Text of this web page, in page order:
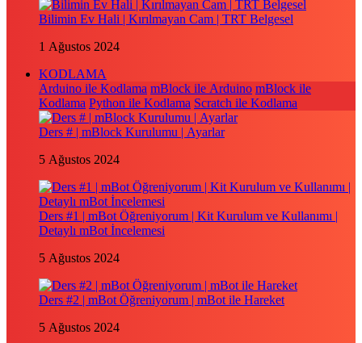
Bilimin Ev Hali | Kırılmayan Cam | TRT Belgesel
1 Ağustos 2024
KODLAMA
Arduino ile Kodlama mBlock ile Arduino mBlock ile
Kodlama Python ile Kodlama Scratch ile Kodlama
Ders # | mBlock Kurulumu | Ayarlar
5 Ağustos 2024
Ders #1 | mBot Öğreniyorum | Kit Kurulum ve Kullanımı |
Detaylı mBot İncelemesi
5 Ağustos 2024
Ders #2 | mBot Öğreniyorum | mBot ile Hareket
5 Ağustos 2024